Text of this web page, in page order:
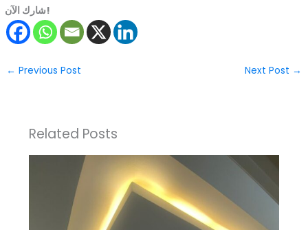
شارك الآن!
← Previous Post Next Post →
Related Posts